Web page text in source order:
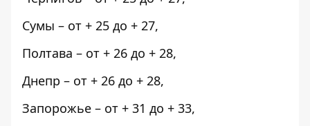
Сумы – от + 25 до + 27,
Полтава – от + 26 до + 28,
Днепр – от + 26 до + 28,
Запорожье – от + 31 до + 33,